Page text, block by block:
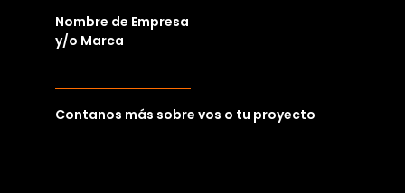
Nombre de Empresa
y/o Marca
Contanos más sobre vos o tu proyecto